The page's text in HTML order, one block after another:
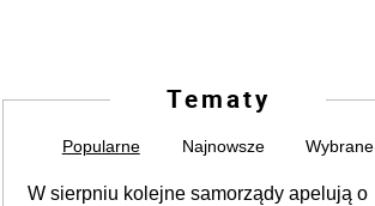
Tematy
Popularne Najnowsze Wybrane
W sierpniu kolejne samorządy apelują o